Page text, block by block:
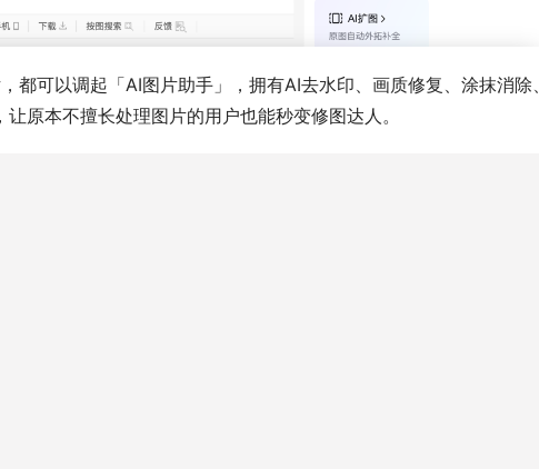
都可以调起「AI图片助手」，拥有AI去水印、画质修复、涂抹消除
原本不擅长处理图片的用户也能秒变修图达人。